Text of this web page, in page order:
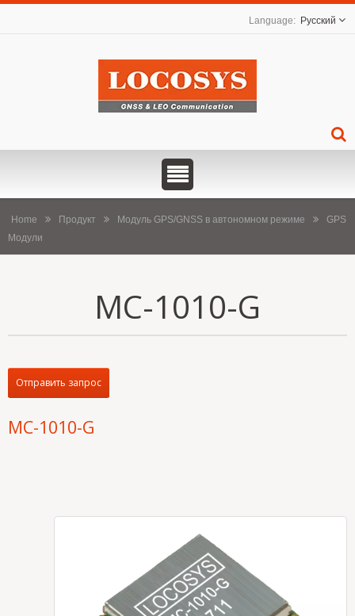
Русский
Home Продукт Модуль GPS/GNSS в автономном режиме
GPS
Модули
MC-1010-G
Отправить запрос
MC-1010-G